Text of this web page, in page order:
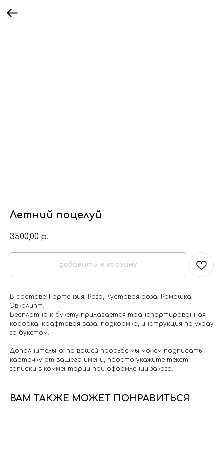
Летний поцелуй
3500,00 р.
добавить в корзину
В составе: Гортензия, Роза, Кустовая роза, Ромашка,
Эвкалипт.
Бесплатно к букету прилагается транспортированная
коробка, крафтовая ваза, подкормка, инструкция по уходу
за букетом.
Дополнительно: по вашей просьбе мы можем подписать
карточку от вашего имени, просто укажите текст
записки в комментарии при оформлении заказа.
ВАМ ТАКЖЕ МОЖЕТ ПОНРАВИТЬСЯ